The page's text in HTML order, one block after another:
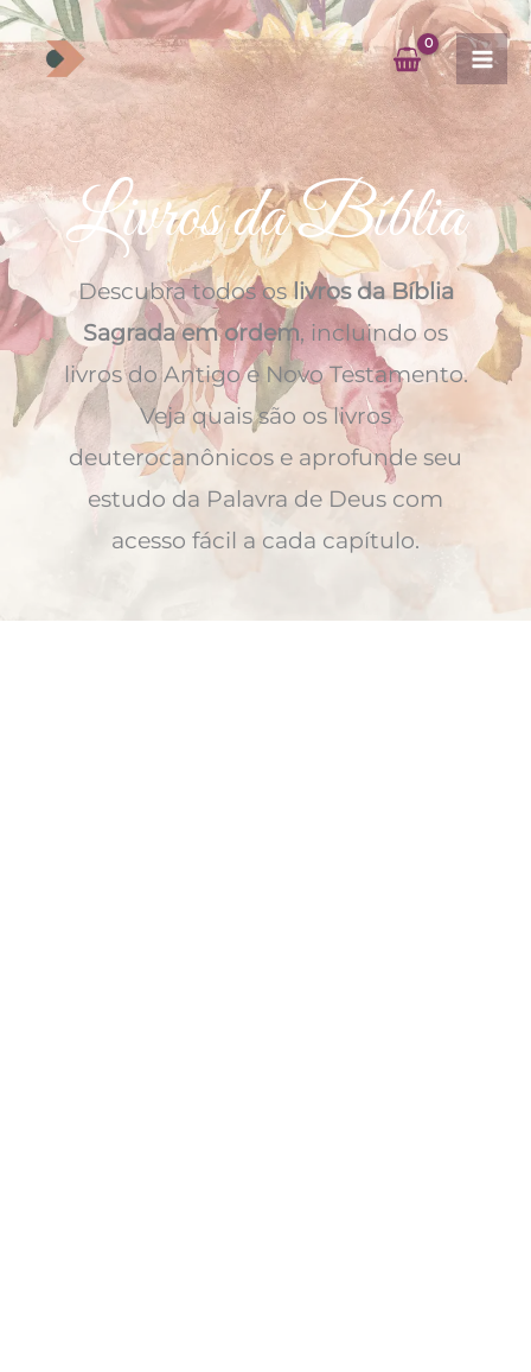
Ir
para
conteúdo
Livros da Bíblia
Descubra todos oslivros da Bíblia
Sagrada em ordem, incluindo os
livros do Antigo e Novo Testamento.
Veja quais são os livros
deuterocanônicos e aprofunde seu
estudo da Palavra de Deus com
acesso fácil a cada capítulo.